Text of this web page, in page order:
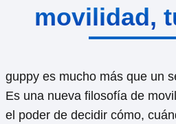
movilidad,
guppy es mucho más que un
Es una nueva filosofía de
el poder de decidir cómo,